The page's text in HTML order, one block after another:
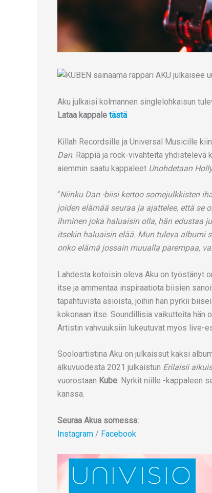
Aku julkaisi kolmannen singlelohkaisun
Lataa kappale tästä
Killah Recordsille ja Universal Musicille
Dan. Räppiä ja rock-vivahteita yhdistelevä
aiemmin saatu kappaleet Unohdetaan
“Niinku Dan -biisi kertoo somejulkkisten
joiden elämää seuraa ja ajattelee, että se
ihminen joka haluaisin olla, hän edustaa
itsekin haluaisin elää. Mun tuleva albumi
onko elämä jossain muualla parempaa,
Lahdesta kotoisin oleva Aku on työstänyt
itse ja ammentaa inspiraatiota biisien
tapahtuvista asioista, joihin hän pyrkii
kokonaan itse. Soundillisia vaikutteita hän
Artistin vahvuuksiin lukeutuvat myös live-
Sooloartistina Aku on julkaissut kaksi
alkuvuodesta 2021 julkaistun Erilaisii
vuorostaan Kube. Nyrkit niille -kappaleen
kanssa.
Seuraa Akua somessa:
Instagram / Facebook